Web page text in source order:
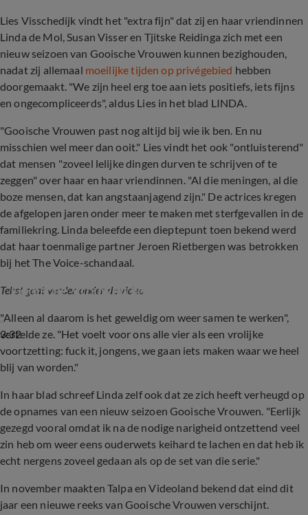
Lies Visschedijk vindt het "extra fijn" dat zij en haar vriendinnen
Linda de Mol, Susan Visser en Tjitske Reidinga zich met een
nieuw seizoen van Gooische Vrouwen kunnen bezighouden,
nadat zij allemaal moeilijke tijden op privégebied hebben
doorgemaakt. "We zijn heel erg toe aan iets positiefs, iets fijns
en ongecompliceerds", aldus Lies in het blad LINDA.
"Gooische Vrouwen past nog altijd bij wie ik ben. En nu
misschien wel meer dan ooit." Lies vindt het ook "ontluisterend"
dat mensen "zoveel lelijke dingen durven te schrijven of te
zeggen" over haar en haar vriendinnen. "Al die meningen, al die
boze mensen, dat kan angstaanjagend zijn." De actrices kregen
de afgelopen jaren onder meer te maken met sterfgevallen in de
familiekring. Linda beleefde een dieptepunt toen bekend werd
dat haar toenmalige partner Jeroen Rietbergen was betrokken
bij het The Voice-schandaal.
Tekst gaat verder onder de video
3:32
Gooische Vrouwen komt terug!
"Alleen al daarom is het geweldig om weer samen te werken",
vertelde ze. "Het voelt voor ons alle vier als een vrolijke
voortzetting: fuck it, jongens, we gaan iets maken waar we heel
blij van worden."
In haar blad schreef Linda zelf ook dat ze zich heeft verheugd op
de opnames van een nieuw seizoen Gooische Vrouwen. "Eerlijk
gezegd vooral omdat ik na de nodige narigheid ontzettend veel
zin heb om weer eens ouderwets keihard te lachen en dat heb ik
echt nergens zoveel gedaan als op de set van die serie."
In november maakten Talpa en Videoland bekend dat eind dit
jaar een nieuwe reeks van Gooische Vrouwen verschijnt.